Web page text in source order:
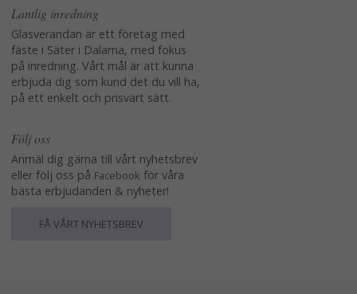
Lantlig inredning
Glasverandan är ett företag med
fäste i Säter i Dalarna, med fokus
på inredning. Vårt mål är att kunna
erbjuda dig som kund det du vill ha,
på ett enkelt och prisvärt sätt.
Följ oss
Anmäl dig gärna till vårt nyhetsbrev
eller följ oss på Facebook för våra
bästa erbjudanden & nyheter!
FÅ VÅRT NYHETSBREV